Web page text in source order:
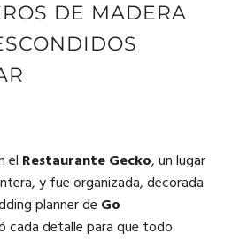
DE MADERA
el Restaurante Gecko, un lugar
y fue organizada, decorada
planner de Go
cada detalle para que todo